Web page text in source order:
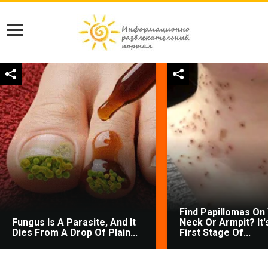
Fungus Is A Parasite, And It
Dies From A Drop Of Plain...
Find Papillomas On
Neck Or Armpit?
First Stage Of...